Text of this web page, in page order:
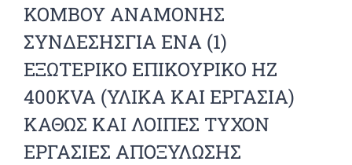
ΚΟΜΒΟΥ ΑΝΑΜΟΝΗΣ
ΣΥΝΔΕΣΗΣΓΙΑ ΕΝΑ (1)
ΕΞΩΤΕΡΙΚΟ ΕΠΙΚΟΥΡΙΚΟ ΗΖ
400KVA (ΥΛΙΚΑ ΚΑΙ ΕΡΓΑΣΙΑ)
ΚΑΘΩΣ ΚΑΙ ΛΟΙΠΕΣ ΤΥΧΟΝ
ΕΡΓΑΣΙΕΣ ΑΠΟΞΥΛΩΣΗΣ